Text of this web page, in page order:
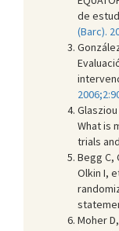
de
(Barc).
What is
trials
Begg C,
Olkin I,
Moher